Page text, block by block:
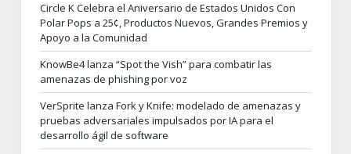
Circle K Celebra el Aniversario de Estados Unidos Con
Polar Pops a 25¢, Productos Nuevos, Grandes Premios y
Apoyo a la Comunidad
KnowBe4 lanza “Spot the Vish” para combatir las
amenazas de phishing por voz
VerSprite lanza Fork y Knife: modelado de amenazas y
pruebas adversariales impulsados por IA para el
desarrollo ágil de software